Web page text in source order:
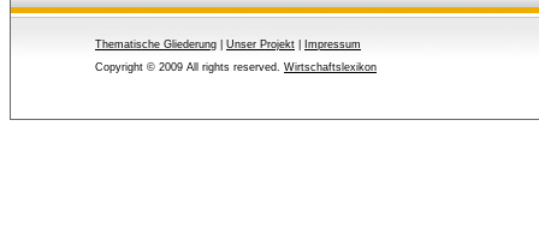
Thematische Gliederung Unser Projekt
Impressum
Copyright © 2009 All rights reserved. Wirtschaftslexikon